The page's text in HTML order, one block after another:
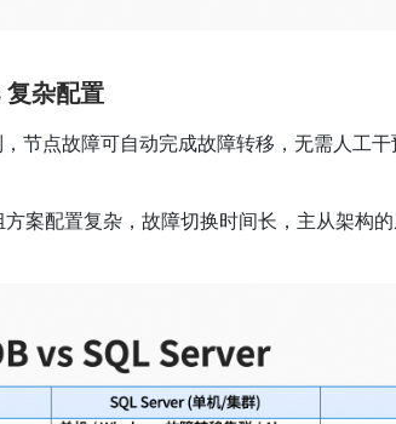
复杂配置
节点故障可自动完成故障转移，无需人工
案配置复杂，故障切换时间长，主从架构